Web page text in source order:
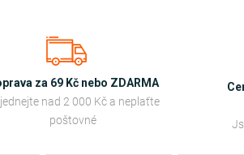
za 69 Kč nebo ZDARMA
nad 2 000 Kč a neplaťte
poštovné